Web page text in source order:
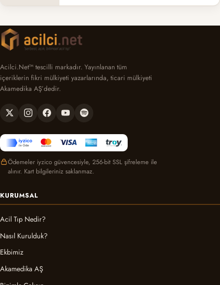
Acilci.Net™ tescilli markadır. Yayınlanan tüm
içeriklerin fikri mülkiyeti yazarlarında, ticari mülkiyeti
Akamedika AŞ’dedir.
Ödemeler iyzico güvencesiyle, 256-bit SSL şifreleme ile
alınır. Kart bilgileriniz saklanmaz.
KURUMSAL
Acil Tıp Nedir?
Nasıl Kurulduk?
Ekbimiz
Akamedika AŞ